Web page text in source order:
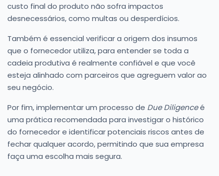
custo final do produto não sofra impactos
desnecessários, como multas ou desperdícios.
Também é essencial verificar a origem dos insumos
que o fornecedor utiliza, para entender se toda a
cadeia produtiva é realmente confiável e que você
esteja alinhado com parceiros que agreguem valor ao
seu negócio.
Por fim, implementar um processo de Due Diligenceé
uma prática recomendada para investigar o histórico
do fornecedor e identificar potenciais riscos antes de
fechar qualquer acordo, permitindo que sua empresa
faça uma escolha mais segura.